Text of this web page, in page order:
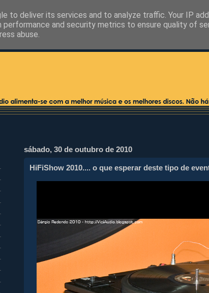
sábado, 30 de outubro de 2010
HiFiShow 2010.... o que esperar deste tipo de
to deliver its services and to analyze traffic. Your IP
performance and security metrics to ensure quality of
abuse.